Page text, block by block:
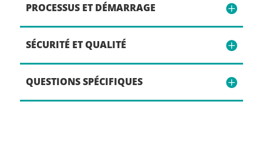
PROCESSUS ET DÉMARRAGE
SÉCURITÉ ET QUALITÉ
QUESTIONS SPÉCIFIQUES